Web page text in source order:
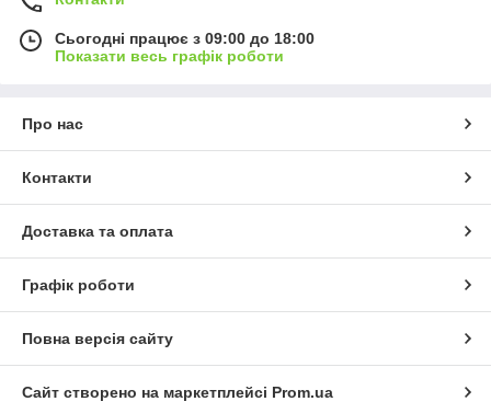
Сьогодні працює з 09:00 до 18:00
Показати весь графік роботи
Про нас
Контакти
Доставка та оплата
Графік роботи
Повна версія сайту
Сайт створено на маркетплейсі Prom.ua